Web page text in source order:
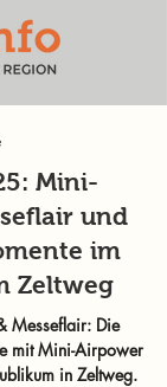
Mini-
und
im
Zeltweg
Messeflair: Die
mit Mini-Airpower
in Zeltweg.